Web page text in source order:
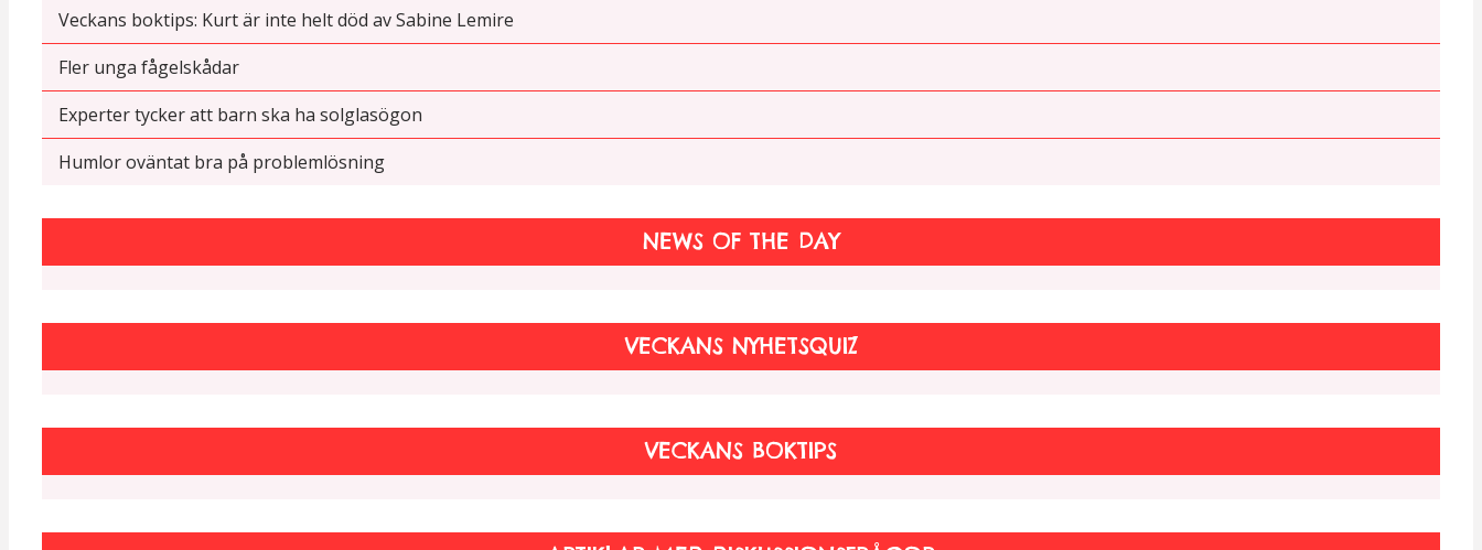
Veckans boktips: Kurt är inte helt död av Sabine Lemire
Fler unga fågelskådar
Experter tycker att barn ska ha solglasögon
Humlor oväntat bra på problemlösning
NEWS OF THE DAY
VECKANS NYHETSQUIZ
VECKANS BOKTIPS